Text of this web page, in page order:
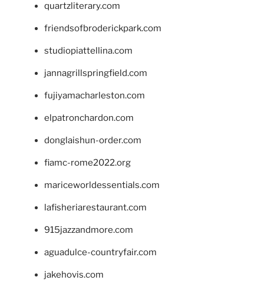
quartzliterary.com
friendsofbroderickpark.com
studiopiattellina.com
jannagrillspringfield.com
fujiyamacharleston.com
elpatronchardon.com
donglaishun-order.com
fiamc-rome2022.org
mariceworldessentials.com
lafisheriarestaurant.com
915jazzandmore.com
aguadulce-countryfair.com
jakehovis.com